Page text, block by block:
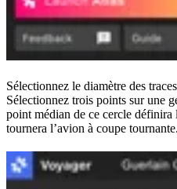
Sélectionnez le diamètre des
Sélectionnez trois points sur une
point médian de ce cercle définira
tournera l’avion à coupe tournante.